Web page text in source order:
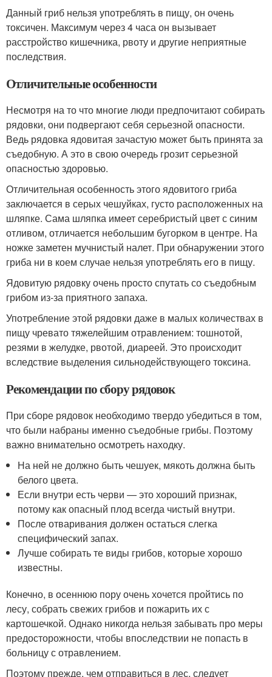
Данный гриб нельзя употреблять в пищу, он очень
токсичен. Максимум через 4 часа он вызывает
расстройство кишечника, рвоту и другие неприятные
последствия.
Отличительные особенности
Несмотря на то что многие люди предпочитают собирать
рядовки, они подвергают себя серьезной опасности.
Ведь рядовка ядовитая зачастую может быть принята за
съедобную. А это в свою очередь грозит серьезной
опасностью здоровью.
Отличительная особенность этого ядовитого гриба
заключается в серых чешуйках, густо расположенных на
шляпке. Сама шляпка имеет серебристый цвет с синим
отливом, отличается небольшим бугорком в центре. На
ножке заметен мучнистый налет. При обнаружении этого
гриба ни в коем случае нельзя употреблять его в пищу.
Ядовитую рядовку очень просто спутать со съедобным
грибом из-за приятного запаха.
Употребление этой рядовки даже в малых количествах в
пищу чревато тяжелейшим отравлением: тошнотой,
резями в желудке, рвотой, диареей. Это происходит
вследствие выделения сильнодействующего токсина.
Рекомендации по сбору рядовок
При сборе рядовок необходимо твердо убедиться в том,
что были набраны именно съедобные грибы. Поэтому
важно внимательно осмотреть находку.
На ней не должно быть чешуек, мякоть должна быть
белого цвета.
Если внутри есть черви — это хороший признак,
потому как опасный плод всегда чистый внутри.
После отваривания должен остаться слегка
специфический запах.
Лучше собирать те виды грибов, которые хорошо
известны.
Конечно, в осеннюю пору очень хочется пройтись по
лесу, собрать свежих грибов и пожарить их с
картошечкой. Однако никогда нельзя забывать про меры
предосторожности, чтобы впоследствии не попасть в
больницу с отравлением.
Поэтому прежде, чем отправиться в лес, следует